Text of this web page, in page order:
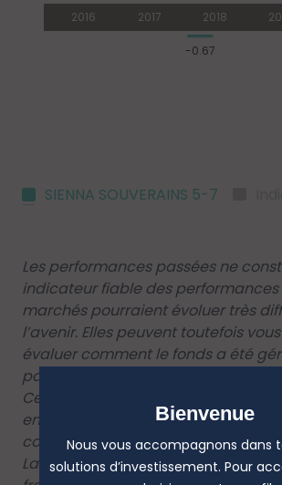
SIENNA SOUVERAINS 5-7
Les performances passées ne
indicateur fiable des performances
marchés pourraient évoluer très
l’avenir. Elles peuvent toutefois
évaluer comment le fonds a été
passé.
Ce diagramme affiche la
en pourcentage de perte ou de
cours des 10 dernières années.
La performance est affichée après
Bienvenue
Nous vous accompagnons dans
solutions d’investissement. Pour